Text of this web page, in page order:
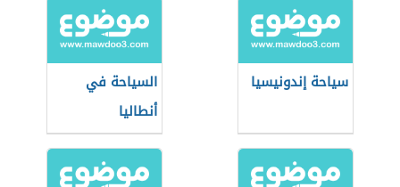
سياحة إندونيسيا
السياحة في
أنطاليا